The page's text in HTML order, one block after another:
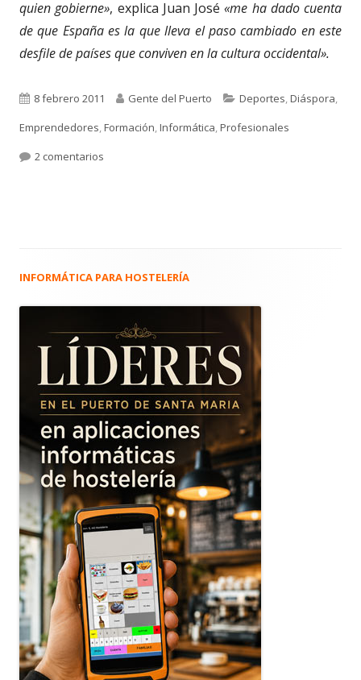
quien gobierne», explica Juan José«me ha dado cuenta
de que España es la que lleva el paso cambiado en este
desfile de países que conviven en la cultura occidental».
Publicado
el
8 febrero 2011 Autor
Gente del Puerto Categorías
Deportes,Diáspora,
Emprendedores,Formación,Informática,Profesionales
2 comentarios
Barra
principal
INFORMÁTICA PARA HOSTELERÍA